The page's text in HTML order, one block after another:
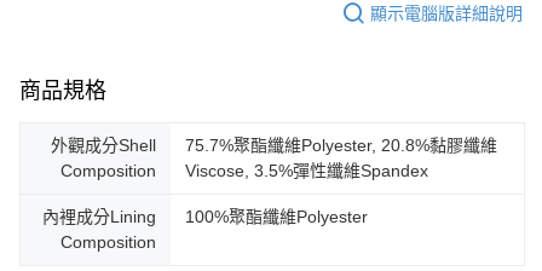
顯示電腦版詳細說明
商品規格
外觀成分Shell
Composition
75.7%聚酯纖維Polyester, 20.8%黏膠纖維
Viscose, 3.5%彈性纖維Spandex
內裡成分Lining
Composition
100%聚酯纖維Polyester